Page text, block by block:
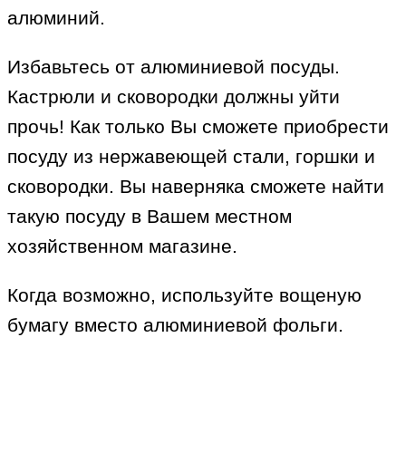
алюминий.
Избавьтесь от алюминиевой посуды.
Кастрюли и сковородки должны уйти
прочь! Как только Вы сможете приобрести
посуду из нержавеющей стали, горшки и
сковородки. Вы наверняка сможете найти
такую посуду в Вашем местном
хозяйственном магазине.
Когда возможно, используйте вощеную
бумагу вместо алюминиевой фольги.